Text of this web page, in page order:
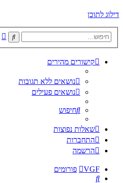
דילוג לתוכן
חיפוש
קישורים מהירים
נושאים ללא תגובות
נושאים פעילים
חיפוש
שאלות נפוצות
התחברות
הרשמה
VGF
פורומים
חיפוש